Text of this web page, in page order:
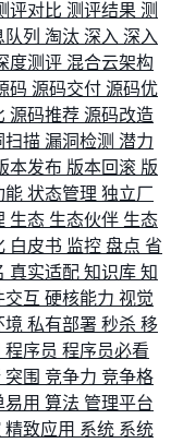
评对比 测评结果 测
列 淘汰 深入 深入
度测评 混合云架构
码 源码交付 源码优
源码推荐 源码改造
扫描 漏洞检测 潜力
本发布 版本回滚 版
能 状态管理 独立厂
生态 生态伙伴 生态
白皮书 监控 盘点 省
真实适配 知识库 知
交互 硬核能力 视觉
境 私有部署 秒杀 移
程序员 程序员必看
突围 竞争力 竞争格
易用 算法 管理平台
精致应用 系统 系统